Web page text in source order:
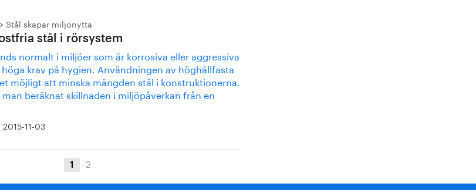
Stål skapar miljönytta
stål i rörsystem
normalt i miljöer som är korrosiva eller aggressiva
krav på hygien. Användningen av höghållfasta
möjligt att minska mängden stål i konstruktionerna.
beräknat skillnaden i miljöpåverkan från en
2015-11-03
1 2